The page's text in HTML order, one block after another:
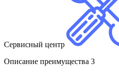
Сервисный центр
Описание преимущества 3